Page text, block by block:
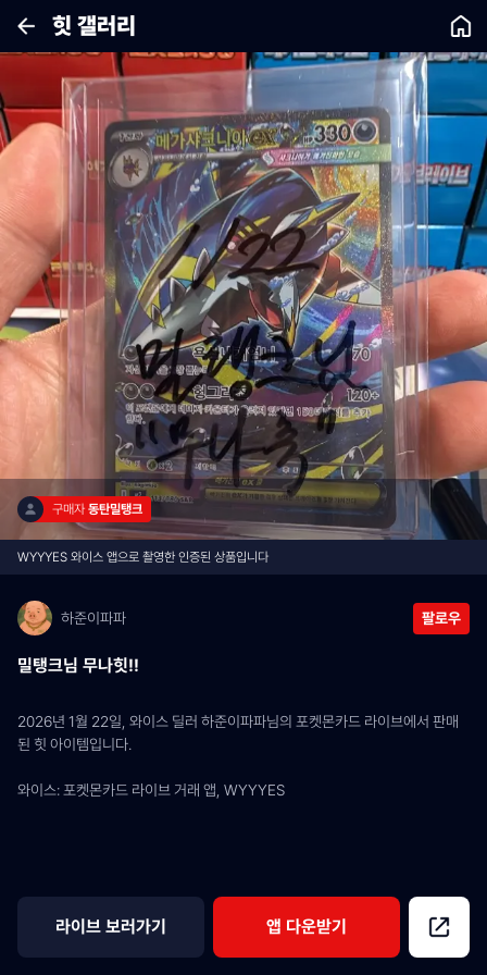
힛 갤러리
구매자 동탄밀탱크
WYYYES 와이스 앱으로 촬영한 인증된 상품입니다
하준이파파 팔로우
밀탱크님 무나힛!!
2026년 1월 22일, 와이스 딜러 하준이파파님의 포켓몬카드 라이브에서 판매
된 힛 아이템입니다.
와이스: 포켓몬카드 라이브 거래 앱, WYYYES
라이브 보러가기 앱 다운받기